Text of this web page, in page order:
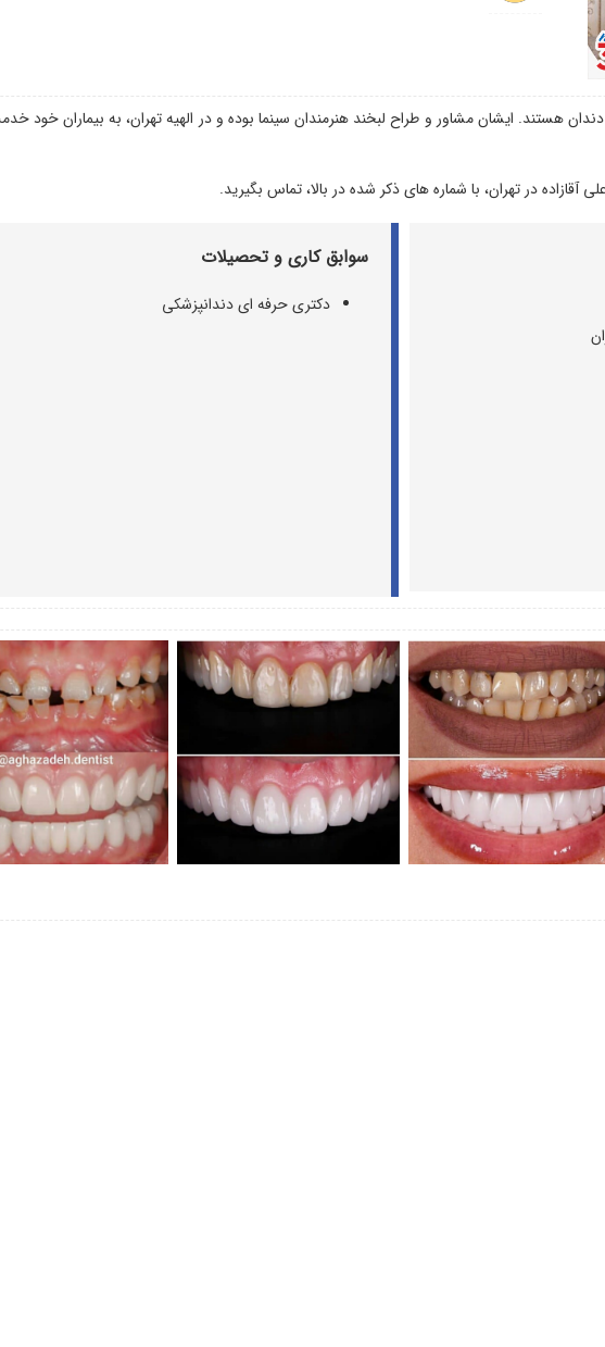
هستند. ایشان مشاور و طراح لبخند هنرمندان سینما بوده و در الهیه تهران، به بیماران خود
آقازاده در تهران، با شماره های ذکر شده در بالا، تماس بگیرید.
سوابق کاری و تحصیلات
دکتری حرفه ای دندانپزشکی